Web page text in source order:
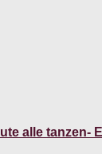
alle tanzen-